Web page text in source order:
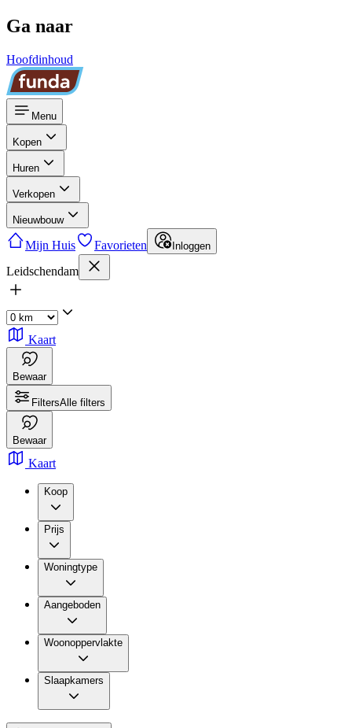
Ga naar
Hoofdinhoud
Menu
Kopen
Huren
Verkopen
Nieuwbouw
Mijn Huis Favorieten Inloggen
Leidschendam
Kaart
Bewaar
FiltersAlle filters
Bewaar
Kaart
Koop
Prijs
Woningtype
Aangeboden
Woonoppervlakte
Slaapkamers